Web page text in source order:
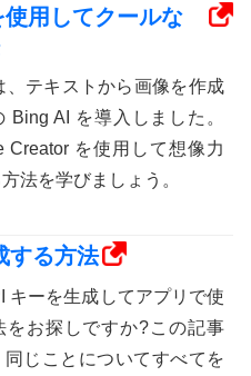
用してクールな
、テキストから画像を作成
Bing AI を導入しました。
Creator を使用して想像力
法を学びましょう。
する方法
キーを生成してアプリで使
をお探しですか?この記事
同じことについてすべてを